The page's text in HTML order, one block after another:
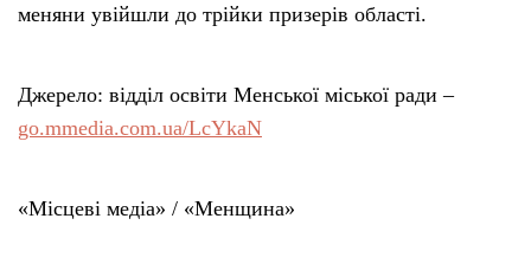
меняни увійшли до трійки призерів області.
Джерело: відділ освіти Менської міської ради –
go.mmedia.com.ua/LcYkaN
«Місцеві медіа» / «Менщина»